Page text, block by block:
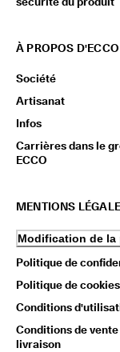
À PROPOS D'ECCO
Société
Artisanat
Infos
Carrières dans le
ECCO
MENTIONS
Modification de la
Politique de
Politique de cookies
Conditions
Conditions de
livraison